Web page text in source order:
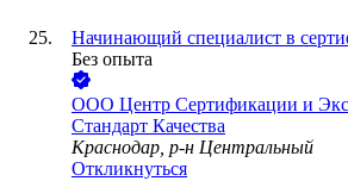
Начинающий специалист в
Без опыта
ООО Центр Сертификации и
Стандарт Качества
Краснодар, р-н Центральный
Откликнуться